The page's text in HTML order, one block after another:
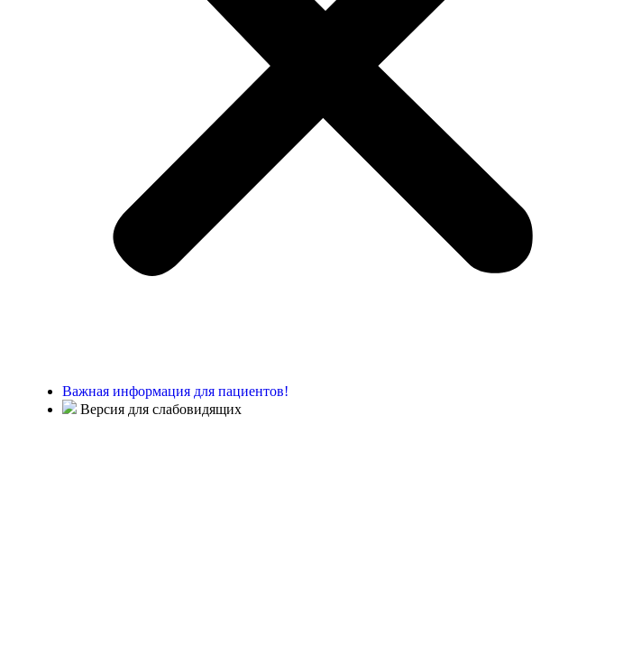
Важная информация для пациентов!
Версия для слабовидящих